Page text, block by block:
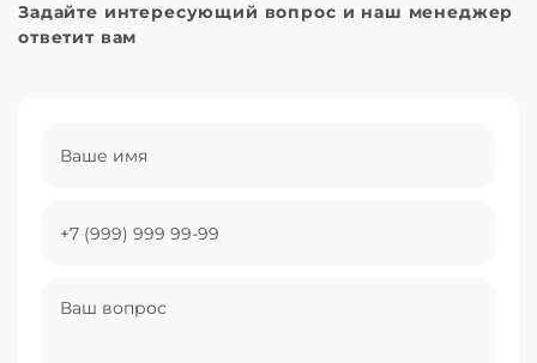
Задайте интересующий вопрос и наш менеджер
ответит вам